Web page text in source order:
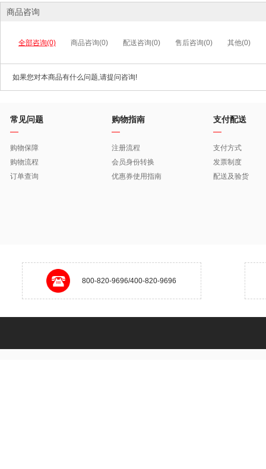
商品咨询
全部咨询(0) 商品咨询(0) 配送咨询(0) 售后咨询(0) 其他(0)
如果您对本商品有什么问题,请提问咨询!
常见问题
购物保障
购物流程
订单查询
购物指南
注册流程
会员身份转换
优惠券使用指南
支付配送
支付方式
发票制度
配送及验货
800-820-9696/400-820-9696